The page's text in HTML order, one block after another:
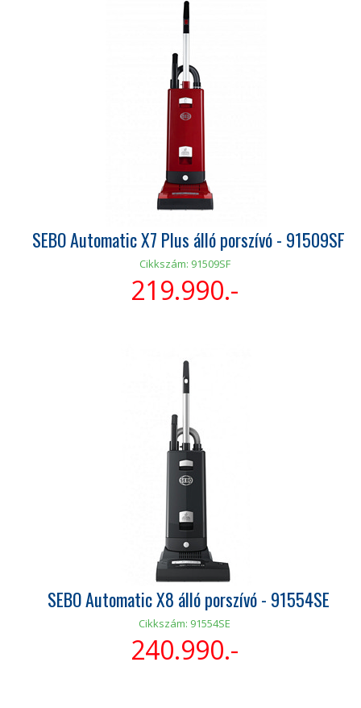
SEBO Automatic X7 Plus álló porszívó - 91509SF
Cikkszám: 91509SF
219.990.-
SEBO Automatic X8 álló porszívó - 91554SE
Cikkszám: 91554SE
240.990.-